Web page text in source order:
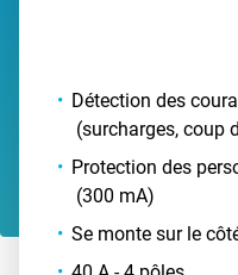
Détection des
(surcharges, coup
Protection des
(300 mA)
Se monte sur le